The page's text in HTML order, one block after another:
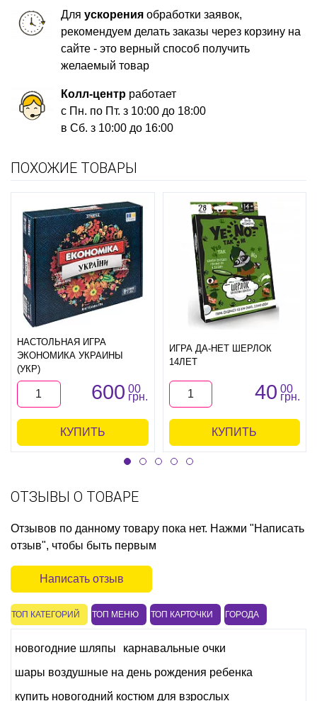
Дляускорения обработки заявок,
рекомендуем делать заказы через корзину на
сайте - это верный способ получить
желаемый товар
Колл-центр работает
с Пн. по Пт. з 10:00 до 18:00
в Сб. з 10:00 до 16:00
ПОХОЖИЕ ТОВАРЫ
НАСТОЛЬНАЯ ИГРА
ЭКОНОМИКА УКРАИНЫ
(УКР)
600 00
грн.
КУПИТЬ
ИГРА ДА-НЕТ ШЕРЛОК
14ЛЕТ
40 00
грн.
КУПИТЬ
ОТЗЫВЫ О ТОВАРЕ
Отзывов по данному товару пока нет. Нажми "Написать
отзыв", чтобы быть первым
Написать отзыв
ТОП КАТЕГОРИЙ ТОП МЕНЮ ТОП КАРТОЧКИ ГОРОДА
новогодние шляпы
карнавальные очки
шары воздушные на день рождения ребенка
купить новогодний костюм для взрослых